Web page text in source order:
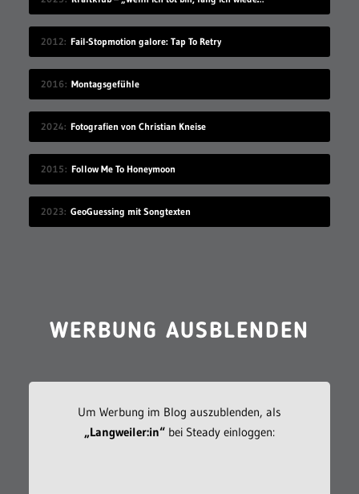
2012 Fail-Stopmotion galore: Tap To Retry
2016 Montagsgefühle
2024 Fotografien von Christian Kneise
2015 Follow Me To Honeymoon
2023 GeoGuessing mit Songtexten
WERBUNG AUSBLENDEN
Um Werbung im Blog auszublenden, als
„Langweiler:in“bei Steady einloggen: